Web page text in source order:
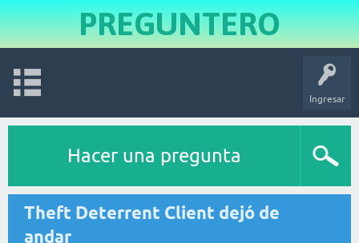
PREGUNTERO
Ingresar
Hacer una pregunta
Theft Deterrent Client dejó de
andar